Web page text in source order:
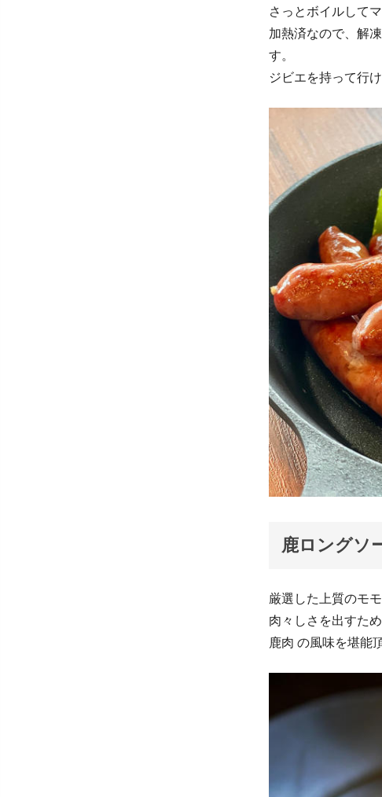
さっとボイルして
加熱済なので、解
す。
ジビエを持って行
鹿ロングソ
厳選した上質のモ
肉々しさを出すた
鹿肉 の風味を堪能